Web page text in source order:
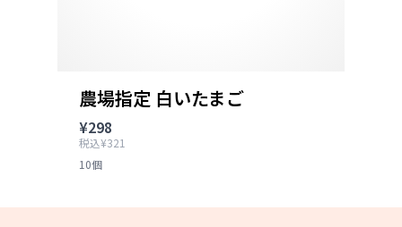
農場指定 白いたまご
¥298
税込¥321
10個